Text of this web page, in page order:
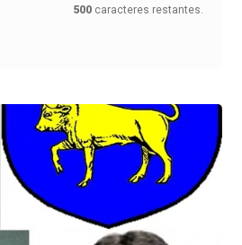
500 caracteres restantes.